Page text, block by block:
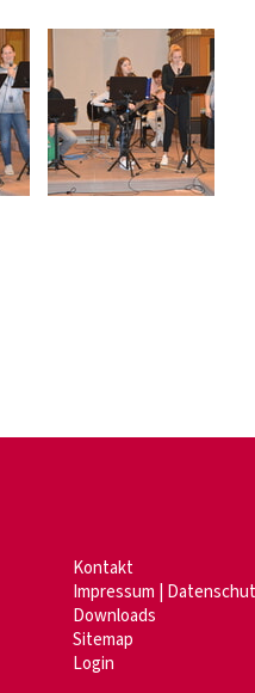
Kontakt
Impressum
Downloads
Sitemap
Login